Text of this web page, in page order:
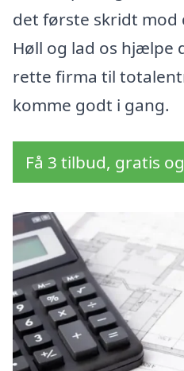
det første skridt mod
Høll og lad os hjælpe
rette firma til
komme godt i gang.
Få 3 tilbud, gratis